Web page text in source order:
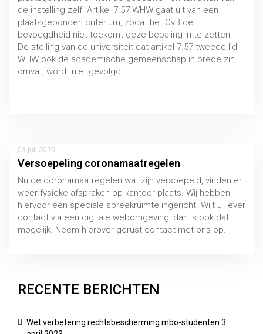
de instelling zelf. Artikel 7.57 WHW gaat uit van een
plaatsgebonden criterium, zodat het CvB de
bevoegdheid niet toekomt deze bepaling in te zetten.
De stelling van de universiteit dat artikel 7.57 tweede lid
WHW ook de academische gemeenschap in brede zin
omvat, wordt niet gevolgd.
03 juli 2020
Versoepeling coronamaatregelen
Nu de coronamaatregelen wat zijn versoepeld, vinden er
weer fysieke afspraken op kantoor plaats. Wij hebben
hiervoor een speciale spreekruimte ingericht. Wilt u liever
contact via een digitale webomgeving, dan is ook dat
mogelijk. Neem hierover gerust contact met ons op.
RECENTE BERICHTEN
Wet verbetering rechtsbescherming mbo-studenten 3